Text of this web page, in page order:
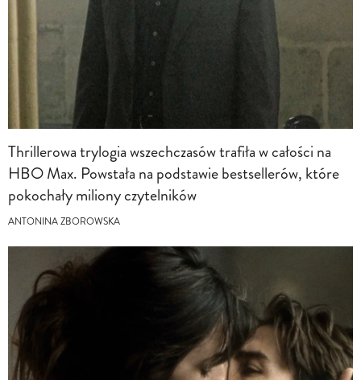
Thrillerowa trylogia wszechczasów trafiła w całości na
HBO Max. Powstała na podstawie bestsellerów, które
pokochały miliony czytelników
ANTONINA ZBOROWSKA